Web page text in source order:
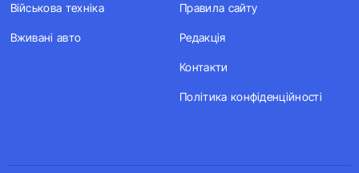
Військова техніка
Вживані авто
Правила сайту
Редакція
Контакти
Політика конфіденційності